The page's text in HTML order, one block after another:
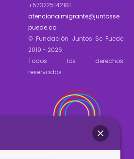
+573225142181
atencionalmigrante@juntosse
puede.co
© Fundación Juntos Se Puede
2019 - 2026
Todos los derechos
reservados.